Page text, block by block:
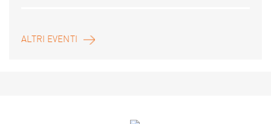
ALTRI EVENTI